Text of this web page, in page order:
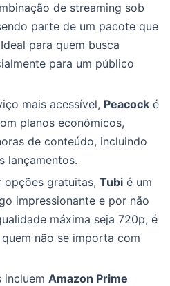
de streaming sob
parte de um pacote que
para quem busca
para um público
mais acessível, Peacock é
planos econômicos,
de conteúdo, incluindo
lançamentos.
opções gratuitas, Tubi é um
impressionante e por não
máxima seja 720p, é
não se importa com
incluem Amazon Prime